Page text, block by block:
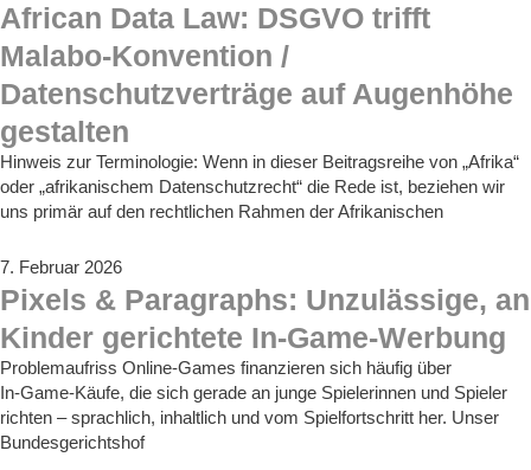
African Data Law: DSGVO trifft
Malabo-Konvention /
Datenschutzverträge auf Augenhöhe
gestalten
Hinweis zur Terminologie: Wenn in dieser Beitragsreihe von „Afrika“
oder „afrikanischem Datenschutzrecht“ die Rede ist, beziehen wir
uns primär auf den rechtlichen Rahmen der Afrikanischen
7. Februar 2026
Pixels & Paragraphs: Unzulässige, an
Kinder gerichtete In-Game-Werbung
Problemaufriss Online-Games finanzieren sich häufig über
In‑Game‑Käufe, die sich gerade an junge Spielerinnen und Spieler
richten – sprachlich, inhaltlich und vom Spielfortschritt her. Unser
Bundesgerichtshof